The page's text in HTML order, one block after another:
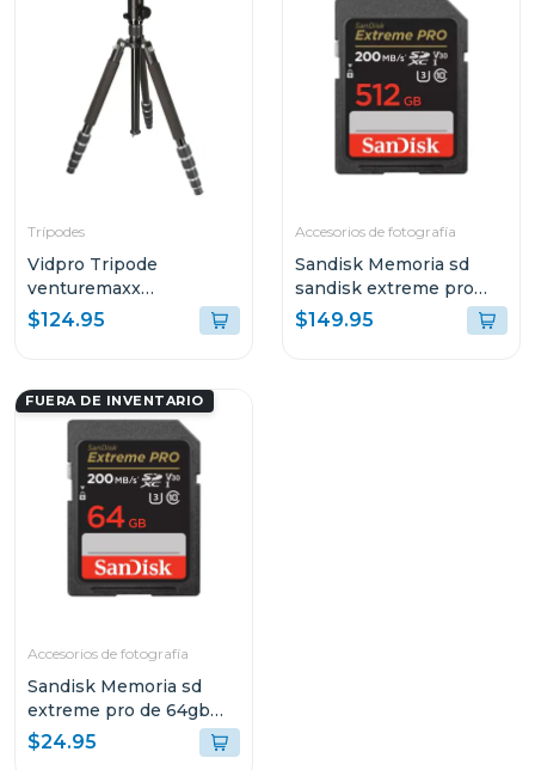
Trípodes
Vidpro Tripode
venturemaxx
professional travel at-72
$124.95
Accesorios de fotografía
Sandisk Memoria sd
sandisk extreme pro
sdxc uhs-i 512 gb 200
mb/s sdsdxxd512
$149.95
FUERA DE INVENTARIO
Accesorios de fotografía
Sandisk Memoria sd
extreme pro de 64gb
sdhc y sdxc uhs-i
sdsdxxu064g
$24.95